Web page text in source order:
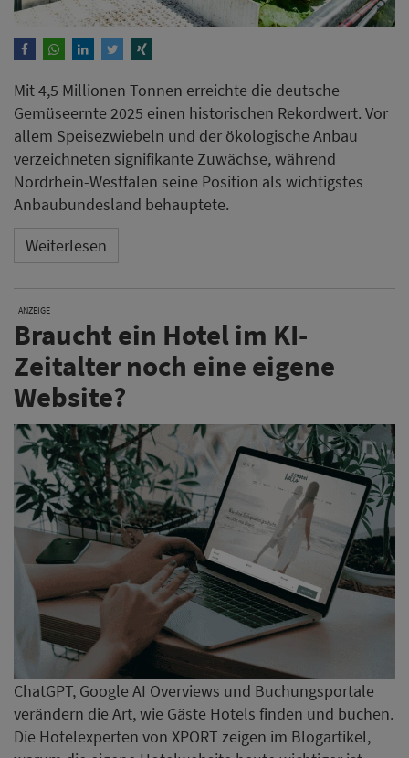
Mit 4,5 Millionen Tonnen erreichte die deutsche
Gemüseernte 2025 einen historischen Rekordwert. Vor
allem Speisezwiebeln und der ökologische Anbau
verzeichneten signifikante Zuwächse, während
Nordrhein-Westfalen seine Position als wichtigstes
Anbaubundesland behauptete.
Weiterlesen
ANZEIGE
Braucht ein Hotel im KI-
Zeitalter noch eine eigene
Website?
ChatGPT, Google AI Overviews und Buchungsportale
verändern die Art, wie Gäste Hotels finden und buchen.
Die Hotelexperten von XPORT zeigen im Blogartikel,